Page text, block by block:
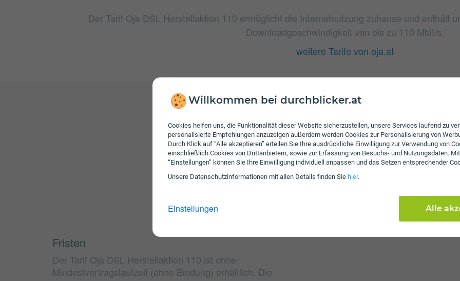
Willkommen bei durchblicker.at
Cookies helfen uns, die Funktionalität dieser Website sicherzustellen, unsere Services laufend zu
personalisierte Empfehlungen anzuzeigen außerdem werden Cookies zur Personalisierung von
Durch Klick auf “Alle akzeptieren” erteilen Sie Ihre ausdrückliche Einwilligung zur Verwendung von
einschließlich Cookies von Drittanbietern, sowie zur Erfassung von Besuchs- und Nutzungsdaten.
“Einstellungen” können Sie Ihre Einwilligung individuell anpassen und das Setzen entsprechender
Unsere Daten­schutz­informationen mit allen Details finden Sie hier.
Einstellungen Alle
Der Tarif Oja DSL Herstellaktion 110 ermöglicht die Internetnutzung zuhause und enthält
Downloadgeschwindigkeit von bis zu 110 Mbit/s.
weitere Tarife von oja.at
Gebühren
Beim Tarif Oja DSL
von € 28,00 an.
Fristen
Der Tarif Oja DSL Herstellaktion 110 ist ohne
Mindestvertragslaufzeit (ohne Bindung) erhältlich. Die